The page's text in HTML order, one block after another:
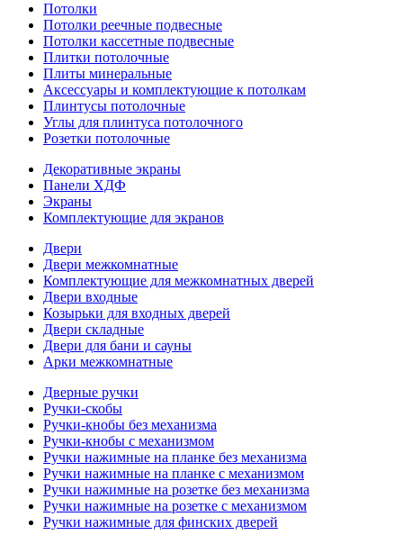
Потолки
Потолки реечные подвесные
Потолки кассетные подвесные
Плитки потолочные
Плиты минеральные
Аксессуары и комплектующие к потолкам
Плинтусы потолочные
Углы для плинтуса потолочного
Розетки потолочные
Декоративные экраны
Панели ХДФ
Экраны
Комплектующие для экранов
Двери
Двери межкомнатные
Комплектующие для межкомнатных дверей
Двери входные
Козырьки для входных дверей
Двери складные
Двери для бани и сауны
Арки межкомнатные
Дверные ручки
Ручки-скобы
Ручки-кнобы без механизма
Ручки-кнобы с механизмом
Ручки нажимные на планке без механизма
Ручки нажимные на планке с механизмом
Ручки нажимные на розетке без механизма
Ручки нажимные на розетке с механизмом
Ручки нажимные для финских дверей